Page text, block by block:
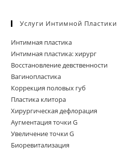
Услуги Интимной Пластики
Интимная пластика
Интимная пластика: хирург
Восстановление девственности
Вагинопластика
Коррекция половых губ
Пластика клитора
Хирургическая дефлорация
Аугментация точки G
Увеличение точки G
Биоревитализация